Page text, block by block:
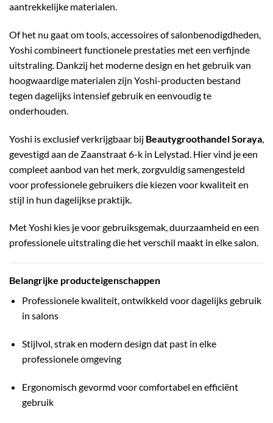
aantrekkelijke materialen.
Of het nu gaat om tools, accessoires of salonbenodigdheden,
Yoshi combineert functionele prestaties met een verfijnde
uitstraling. Dankzij het moderne design en het gebruik van
hoogwaardige materialen zijn Yoshi-producten bestand
tegen dagelijks intensief gebruik en eenvoudig te
onderhouden.
Yoshi is exclusief verkrijgbaar bij Beautygroothandel Soraya
gevestigd aan de Zaanstraat 6-k in Lelystad. Hier vind je een
compleet aanbod van het merk, zorgvuldig samengesteld
voor professionele gebruikers die kiezen voor kwaliteit en
stijl in hun dagelijkse praktijk.
Met Yoshi kies je voor gebruiksgemak, duurzaamheid en een
professionele uitstraling die het verschil maakt in elke salon.
Belangrijke producteigenschappen
Professionele kwaliteit, ontwikkeld voor dagelijks gebruik
in salons
Stijlvol, strak en modern design dat past in elke
professionele omgeving
Ergonomisch gevormd voor comfortabel en efficiënt
gebruik